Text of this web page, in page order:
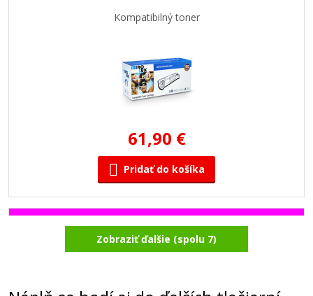
Kompatibilný toner
61,90 €
Pridať do košíka
Ricoh 841757 (842022) (Purpurový)
Zobraziť ďalšie (spolu 7)